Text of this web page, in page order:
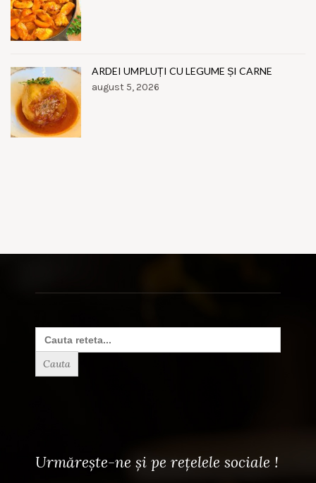
ARDEI UMPLUȚI CU LEGUME ȘI CARNE
august 5, 2026
Search
for:
Urmărește-ne și pe rețelele sociale !